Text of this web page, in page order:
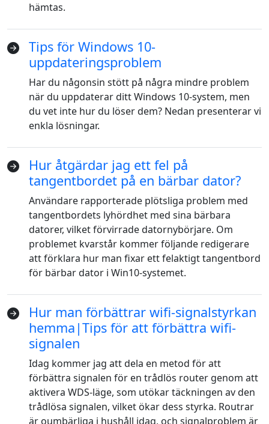
hämtas.
Tips för Windows 10-
uppdateringsproblem
Har du någonsin stött på några mindre problem
när du uppdaterar ditt Windows 10-system, men
du vet inte hur du löser dem? Nedan presenterar vi
enkla lösningar.
Hur åtgärdar jag ett fel på
tangentbordet på en bärbar dator?
Användare rapporterade plötsliga problem med
tangentbordets lyhördhet med sina bärbara
datorer, vilket förvirrade datornybörjare. Om
problemet kvarstår kommer följande redigerare
att förklara hur man fixar ett felaktigt tangentbord
för bärbar dator i Win10-systemet.
Hur man förbättrar wifi-signalstyrkan
hemma|Tips för att förbättra wifi-
signalen
Idag kommer jag att dela en metod för att
förbättra signalen för en trådlös router genom att
aktivera WDS-läge, som utökar täckningen av den
trådlösa signalen, vilket ökar dess styrka. Routrar
är oumbärliga i hushåll idag, och signalproblem är
Language Switch
English Nederlands
Tiếng Việt
日本
Español
Português
Deutsche
Français Italiano